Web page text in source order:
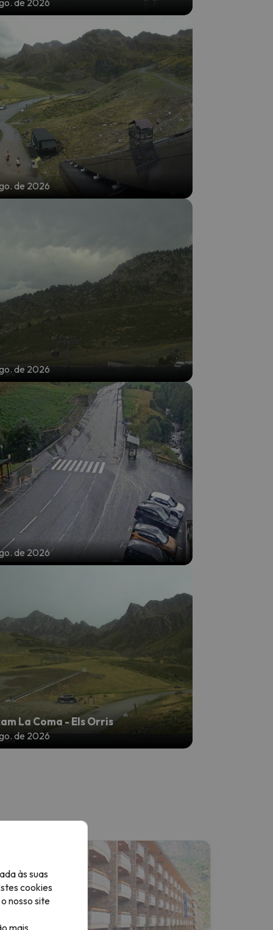
de 2026
de 2026
de 2026
La Coma - Els Orris
de 2026
às suas
cookies
nosso site
mais